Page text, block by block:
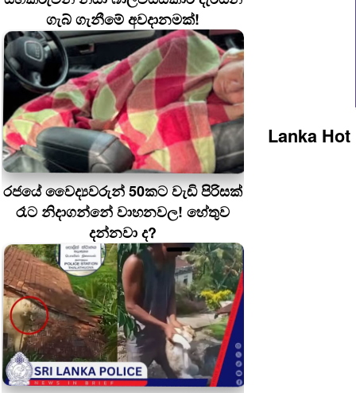
ගැබ් ගැනීමේ අවදානමක්!
රජයේ වෛද්‍යවරුන් 50කට වැඩි පිරිසක්
රෑට නිදාගන්නේ වාහනවල! හේතුව
දන්නවා ද?
Lanka